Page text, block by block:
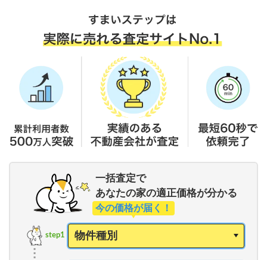
一括査定で
あなたの家の適正価格が分かる
今の価格が届く！
step1